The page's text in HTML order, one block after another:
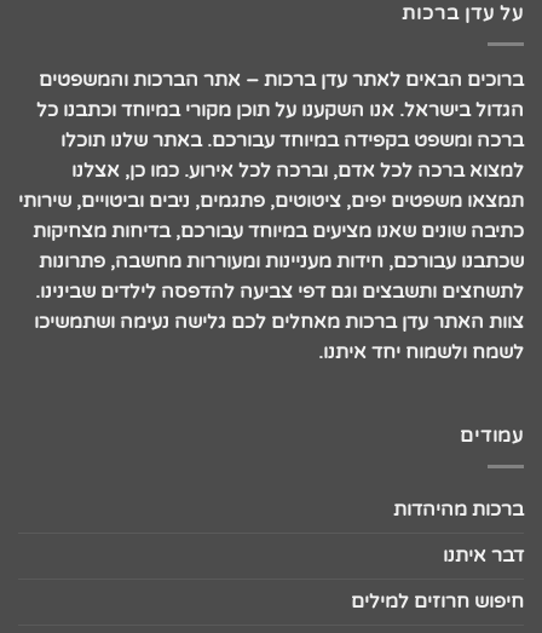
על עדן ברכות
ברוכים הבאים לאתר עדן ברכות – אתר הברכות והמשפטים
הגדול בישראל. אנו השקענו על תוכן מקורי במיוחד וכתבנו כל
ברכה ומשפט בקפידה במיוחד עבורכם. באתר שלנו תוכלו
למצוא ברכה לכל אדם, וברכה לכל אירוע. כמו כן, אצלנו
תמצאו משפטים יפים, ציטוטים, פתגמים, ניבים וביטויים, שירותי
כתיבה שונים שאנו מציעים במיוחד עבורכם, בדיחות מצחיקות
שכתבנו עבורכם, חידות מעניינות ומעוררות מחשבה, פתרונות
לתשחצים ותשבצים וגם דפי צביעה להדפסה לילדים שבינינו.
צוות האתר עדן ברכות מאחלים לכם גלישה נעימה ושתמשיכו
לשמח ולשמוח יחד איתנו.
עמודים
ברכות מהיהדות
דבר איתנו
חיפוש חרוזים למילים